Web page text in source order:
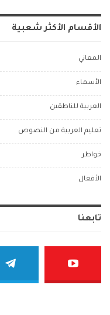
الأقسام الأكثر شعبية
المعاني
الأسماء
العربية للناطقين
تعليم العربية من النصوص
خواطر
الأفعال
تابعنا